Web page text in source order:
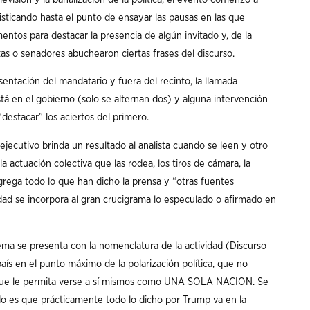
hasta el punto de ensayar las pausas en las que
para destacar la presencia de algún invitado y, de la
o senadores abuchearon ciertas frases del discurso.
del mandatario y fuera del recinto, la llamada
en el gobierno (solo se alternan dos) y alguna intervención
los aciertos del primero.
brinda un resultado al analista cuando se leen y otro
colectiva que las rodea, los tiros de cámara, la
todo lo que han dicho la prensa y “otras fuentes
se incorpora al gran crucigrama lo especulado o afirmado en
se presenta con la nomenclatura de la actividad (Discurso
en el punto máximo de la polarización política, que no
le permita verse a sí mismos como UNA SOLA NACION. Se
es que prácticamente todo lo dicho por Trump va en la